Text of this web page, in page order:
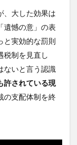
、大した効果は
遺憾の意」の表
と実効的な罰則
税制を見直し
ないと言う認識
許されている現
の支配体制を終